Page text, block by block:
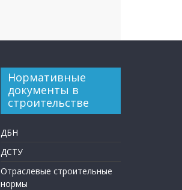
Нормативные
документы в
строительстве
ДБН
ДСТУ
Отраслевые строительные
нормы